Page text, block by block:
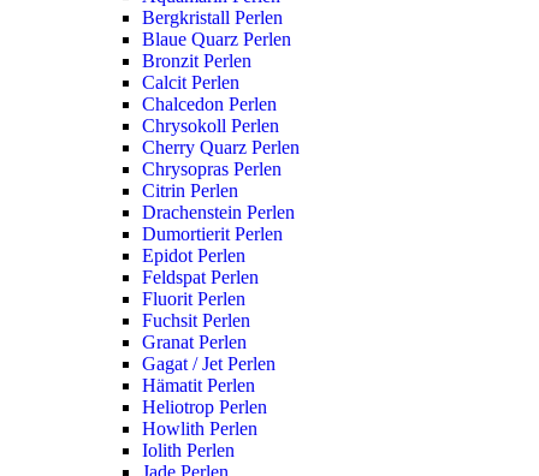
Bergkristall Perlen
Blaue Quarz Perlen
Bronzit Perlen
Calcit Perlen
Chalcedon Perlen
Chrysokoll Perlen
Cherry Quarz Perlen
Chrysopras Perlen
Citrin Perlen
Drachenstein Perlen
Dumortierit Perlen
Epidot Perlen
Feldspat Perlen
Fluorit Perlen
Fuchsit Perlen
Granat Perlen
Gagat / Jet Perlen
Hämatit Perlen
Heliotrop Perlen
Howlith Perlen
Iolith Perlen
Jade Perlen